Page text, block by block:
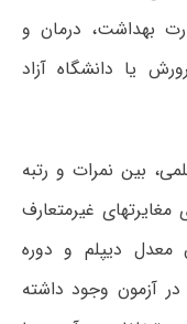
بهداشت، درمان و
یا دانشگاه آزاد
بین نمرات و رتبه
غیرمتعارف
دیپلم و دوره
آزمون وجود داشته